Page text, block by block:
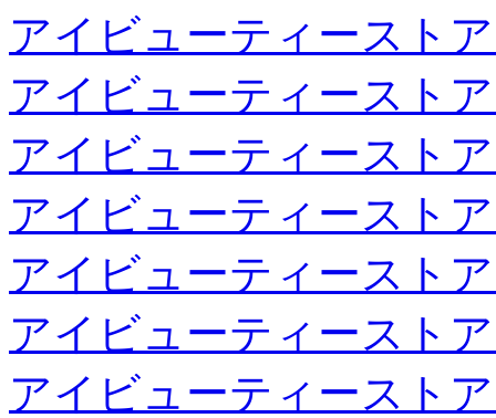
アイビューティースト
アイビューティースト
アイビューティースト
アイビューティースト
アイビューティースト
アイビューティースト
アイビューティースト